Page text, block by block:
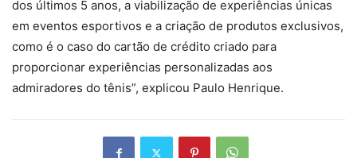
dos últimos 5 anos, a viabilização de experiências únicas
em eventos esportivos e a criação de produtos exclusivos,
como é o caso do cartão de crédito criado para
proporcionar experiências personalizadas aos
admiradores do tênis”, explicou Paulo Henrique.